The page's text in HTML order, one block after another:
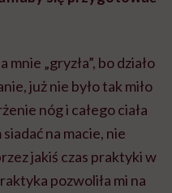
„gryzła”, bo działo
już nie było tak miło
nóg i całego ciała
na macie, nie
jakiś czas praktyki w
pozwoliła mi na